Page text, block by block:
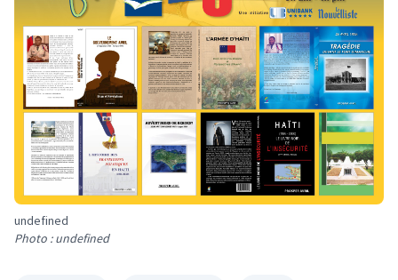
undefined
Photo : undefined